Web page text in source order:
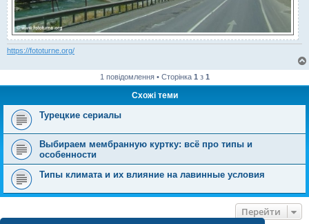
https://fototurne.org/
1 повідомлення • Сторінка 1 з 1
Схожі теми
Турецкие сериалы
Выбираем мембранную куртку: всё про типы и
особенности
Типы климата и их влияние на лавинные условия
Перейти